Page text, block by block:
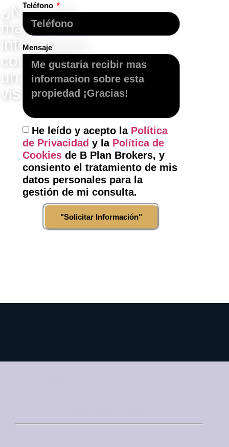
¿Necesita
más
información,
concertar
una
visita?
"Contacte
nosotros"
Teléfono
Mensaje
He leído y acepto la Política
de Privacidad y la Política de
Cookies de B Plan Brokers, y
consiento el tratamiento de mis
datos personales para la
gestión de mi consulta.
"Solicitar Información"